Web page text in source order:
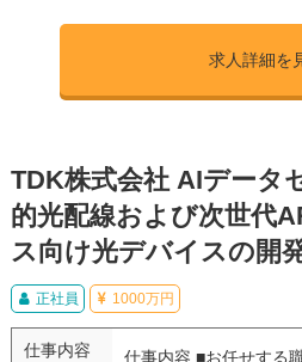
求人詳細を
TDK株式会社 AIデータ
的光配線および次世代
ス向け光デバイスの開
正社員 1000万円
仕事内容
仕事内容 ■お任せする